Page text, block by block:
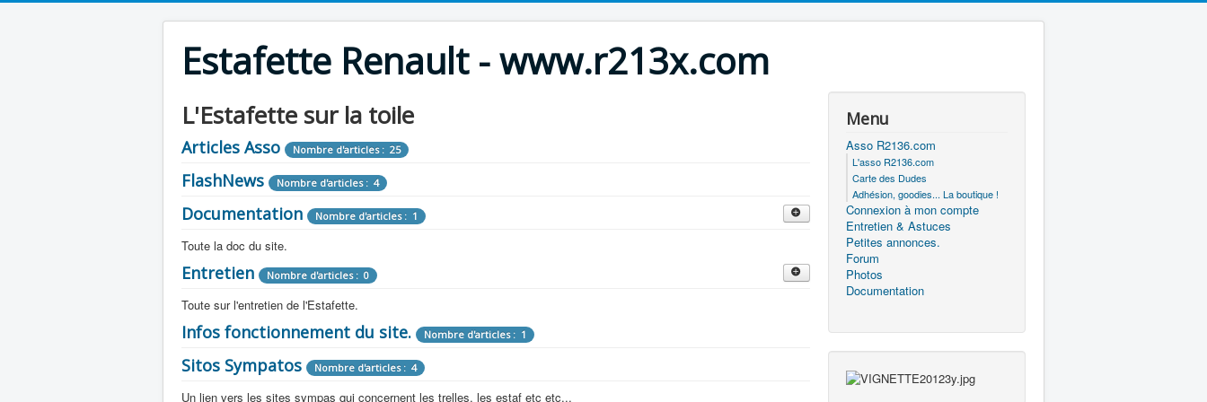
Estafette Renault - www.r213x.com
L'Estafette sur la toile
Articles Asso Nombre d'articles : 25
FlashNews Nombre d'articles : 4
Documentation Nombre d'articles : 1
Toute la doc du site.
Revue de Presse Nombre d'articles : 9
Tous les articles que l'on a vu sur l'estafette !
Camping Car Nombre d'articles : 3
Toute la doc sur les camping cars ou aménagements d'époque.
Documentation Nombre d'articles : 13
Entretien Nombre d'articles : 0
Toute sur l'entretien de l'Estafette.
Mécanique Nombre d'articles : 0
Moteur Nombre d'articles : 14
Electricité Nombre d'articles : 0
Infos fonctionnement du site. Nombre d'articles : 1
Sitos Sympatos Nombre d'articles : 4
Un lien vers les sites sympas qui concernent les trelles, les estaf etc etc...
Menu
Asso R2136.com
L'asso R2136.com
Carte des Dudes
Adhésion, goodies... La boutique !
Connexion à mon compte
Entretien & Astuces
Petites annonces.
Forum
Photos
Documentation